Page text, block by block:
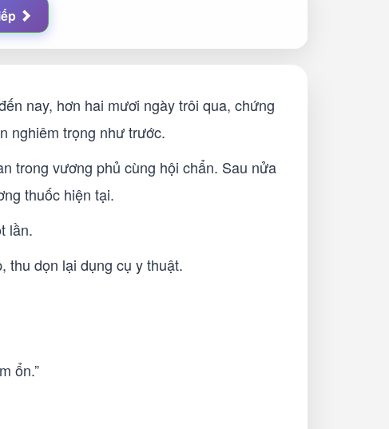
nay, hơn hai mươi ngày trôi qua, chứng
nghiêm trọng như trước.
trong vương phủ cùng hội chẩn. Sau nửa
thuốc hiện tại.
lần.
thu dọn lại dụng cụ y thuật.
ổn.”